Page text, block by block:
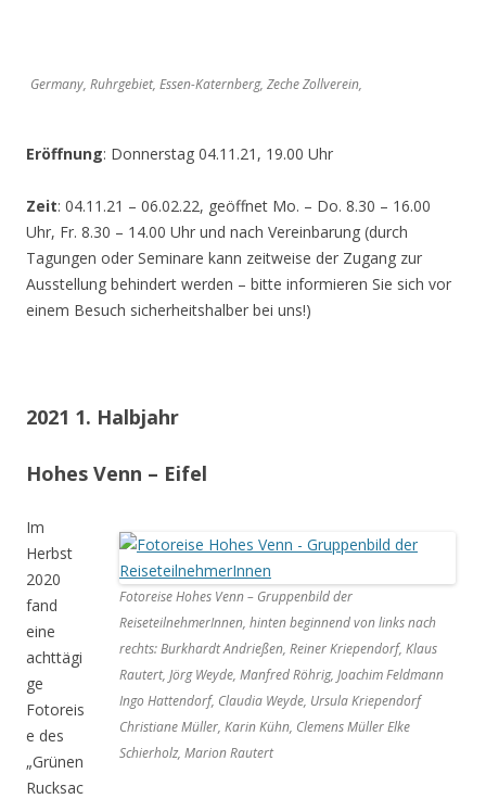
Germany, Ruhrgebiet, Essen-Katernberg, Zeche Zollverein,
Eröffnung: Donnerstag 04.11.21, 19.00 Uhr
Zeit: 04.11.21 – 06.02.22, geöffnet Mo. – Do. 8.30 – 16.00
Uhr, Fr. 8.30 – 14.00 Uhr und nach Vereinbarung (durch
Tagungen oder Seminare kann zeitweise der Zugang zur
Ausstellung behindert werden – bitte informieren Sie sich vor
einem Besuch sicherheitshalber bei uns!)
2021 1. Halbjahr
Hohes Venn – Eifel
Fotoreise Hohes Venn – Gruppenbild der
ReiseteilnehmerInnen, hinten beginnend von links nach
rechts: Burkhardt Andrießen, Reiner Kriependorf, Klaus
Rautert, Jörg Weyde, Manfred Röhrig, Joachim Feldmann
Ingo Hattendorf, Claudia Weyde, Ursula Kriependorf
Christiane Müller, Karin Kühn, Clemens Müller Elke
Schierholz, Marion Rautert
Im
Herbst
2020
fand
eine
achttägi
ge
Fotoreis
e des
„Grünen
Rucksac